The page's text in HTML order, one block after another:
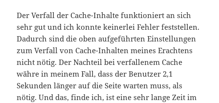
Der Verfall der Cache-Inhalte funktioniert an sich
sehr gut und ich konnte keinerlei Fehler feststellen.
Dadurch sind die oben aufgeführten Einstellungen
zum Verfall von Cache-Inhalten meines Erachtens
nicht nötig. Der Nachteil bei verfallenem Cache
währe in meinem Fall, dass der Benutzer 2,1
Sekunden länger auf die Seite warten muss, als
nötig. Und das, finde ich, ist eine sehr lange Zeit im